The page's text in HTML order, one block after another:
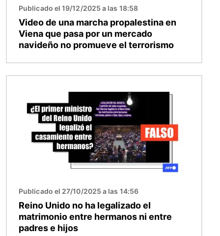
Publicado el 19/12/2025 a las 18:58
Video de una marcha propalestina en
Viena que pasa por un mercado
navideño no promueve el terrorismo
Publicado el 27/10/2025 a las 14:56
Reino Unido no ha legalizado el
matrimonio entre hermanos ni entre
padres e hijos